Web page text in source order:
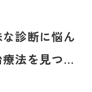
な診断に悩ん
法を見つけ